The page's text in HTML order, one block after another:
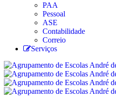
PAA
Pessoal
ASE
Contabilidade
Correio
Serviços